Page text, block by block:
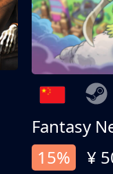
Fantasy
15%
¥